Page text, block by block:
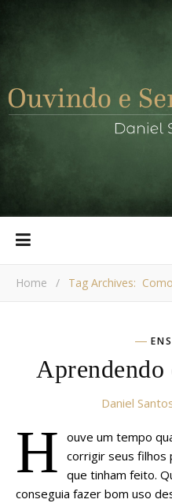
Home / Tag Archives:
Daniel
H ouve um tempo
corrigir seus filhos
que tinham feito.
conseguia fazer bom uso